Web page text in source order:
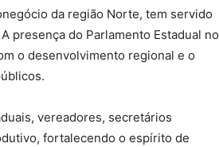
da região Norte, tem servido
presença do Parlamento Estadual no
o desenvolvimento regional e o
vereadores, secretários
fortalecendo o espírito de